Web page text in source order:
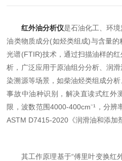
红外油分析仪是石油化工、环
油类物质成分(如烃类组成)与含量
光谱(FTIR)技术，通过扫描油样的
析，广泛应用于原油组分分析、润
染溯源等场景，如柴油烃类组成分
事故中油种识别，解决直读式红外
限，波数范围4000-400cm⁻¹，分辨
ASTM D7415-2020《润滑油和添加
其工作原理基于“傅里叶变换红